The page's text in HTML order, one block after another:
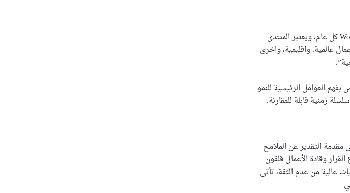
كل عام، ويعتبر المنتدى
عالمية، واقليمية، واخرى
العوامل الرئيسية للنمو
فى مقدمة التقدير عن الملامح
وقادة الأعمال قلقون
عالية من عدم الثقة، تأتى